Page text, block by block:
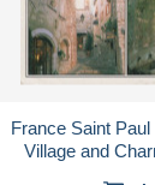
France Saint
Village and